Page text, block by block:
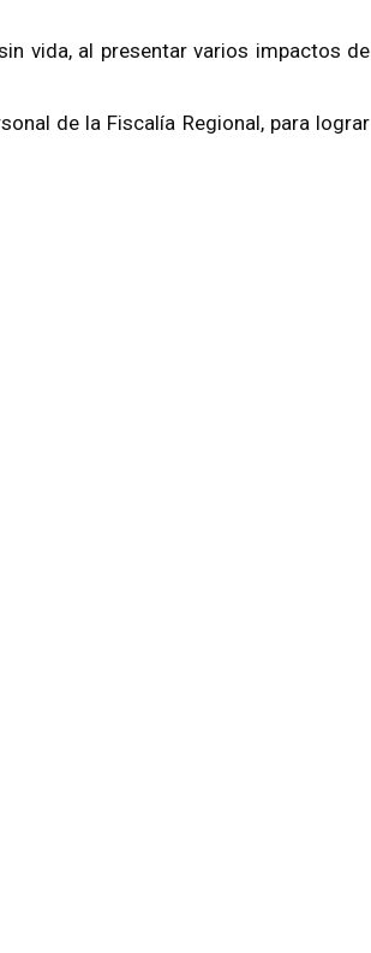
vida, al presentar varios impactos de
de la Fiscalía Regional, para lograr